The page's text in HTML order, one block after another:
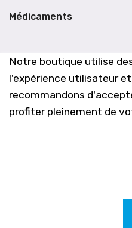
Notre boutique utilise
l'expérience utilisateur
recommandons
profiter pleinement de
Médicaments
Farmacia
Ldo. Alfredo